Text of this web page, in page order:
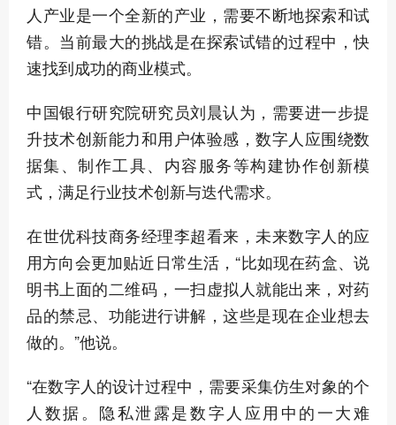
人产业是一个全新的产业，需要不断地探索和试
错。当前最大的挑战是在探索试错的过程中，快
速找到成功的商业模式。
中国银行研究院研究员刘晨认为，需要进一步提
升技术创新能力和用户体验感，数字人应围绕数
据集、制作工具、内容服务等构建协作创新模
式，满足行业技术创新与迭代需求。
在世优科技商务经理李超看来，未来数字人的应
用方向会更加贴近日常生活，“比如现在药盒、说
明书上面的二维码，一扫虚拟人就能出来，对药
品的禁忌、功能进行讲解，这些是现在企业想去
做的。”他说。
“在数字人的设计过程中，需要采集仿生对象的个
人数据。隐私泄露是数字人应用中的一大难